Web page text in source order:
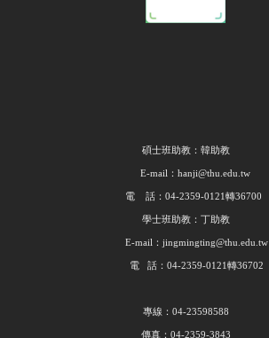
碩士班助教：韓助教
E-mail：hanji@thu.edu.tw
電 話：04-2359-0121轉36700
學士班助教：丁助教
E-mail：jingmingting@thu.edu.tw
電 話：04-2359-0121轉36702
專線：04-23598588
傳真：04-2359-3843